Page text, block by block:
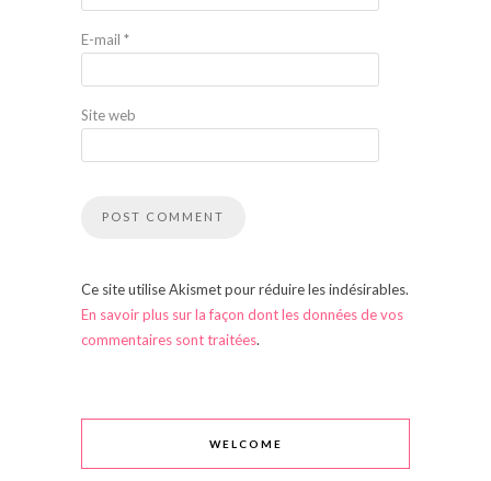
E-mail *
Site web
Ce site utilise Akismet pour réduire les indésirables.
En savoir plus sur la façon dont les données de vos
commentaires sont traitées.
WELCOME